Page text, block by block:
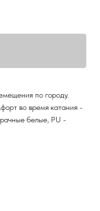
по городу.
во время катания -
белые, PU -